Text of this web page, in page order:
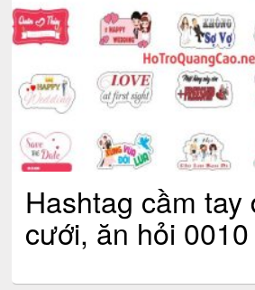
Hashtag cầm tay
cưới, ăn hỏi 0010